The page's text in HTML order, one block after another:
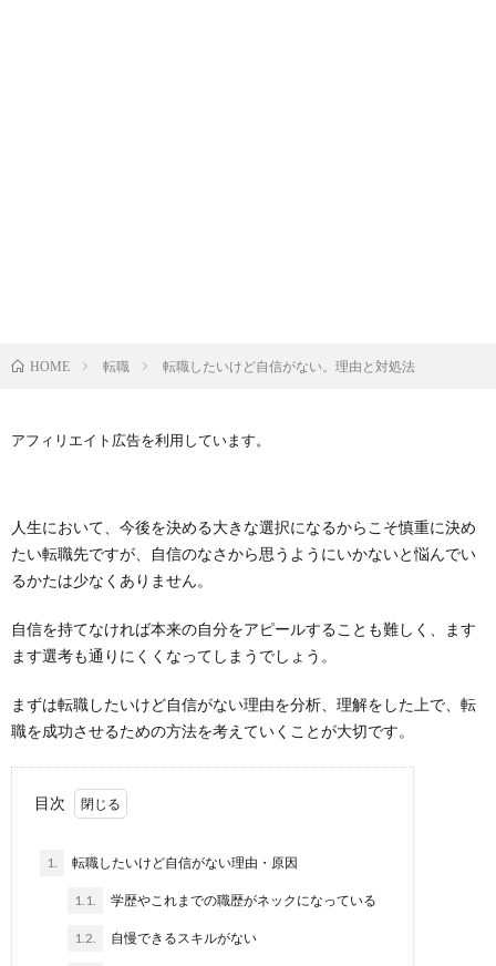
HOME 転職 転職したいけど自信がない。理由と対処法
アフィリエイト広告を利用しています。
人生において、今後を決める大きな選択になるからこそ慎重に決め
たい転職先ですが、自信のなさから思うようにいかないと悩んでい
るかたは少なくありません。
自信を持てなければ本来の自分をアピールすることも難しく、ます
ます選考も通りにくくなってしまうでしょう。
まずは転職したいけど自信がない理由を分析、理解をした上で、転
職を成功させるための方法を考えていくことが大切です。
目次
1. 転職したいけど自信がない理由・原因
1.1. 学歴やこれまでの職歴がネックになっている
1.2. 自慢できるスキルがない